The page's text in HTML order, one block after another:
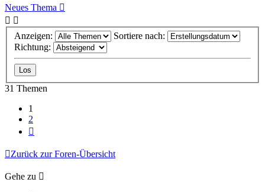
Neues Thema
Anzeigen:
Sortiere nach:
Richtung:
31 Themen
1
2
Zurück zur Foren-Übersicht
Gehe zu